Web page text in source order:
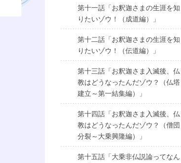
第十一話「お釈迦さまの生涯を知
りたいゾウ！（成道編）」
第十二話「お釈迦さまの生涯を知
りたいゾウ！（伝道編）」
第十三話「お釈迦さま入滅後、仏
教はどうなったんだゾウ？（仏塔
建立～第一結集編）」
第十四話「お釈迦さま入滅後、仏
教はどうなったんだゾウ？（僧団
分裂～大乗興隆編）」
第十五話「大乗非仏説論ってなん